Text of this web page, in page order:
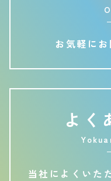
お気軽に
よく
当社によくいた